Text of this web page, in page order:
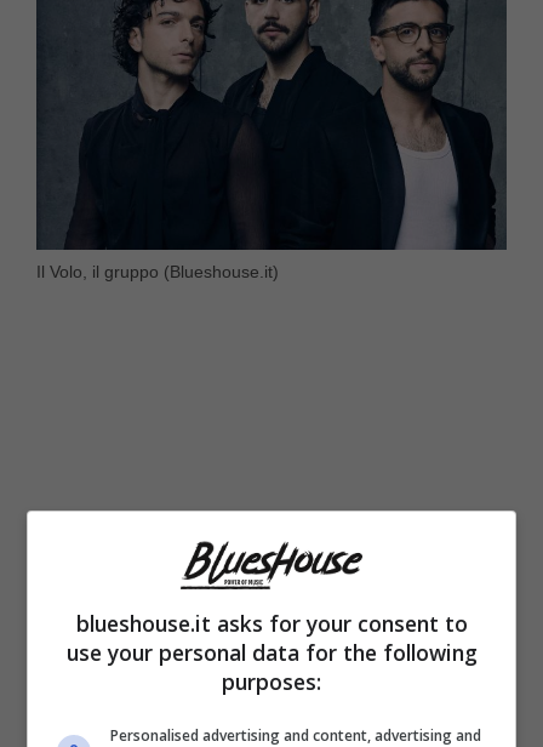
Il Volo, il gruppo (Blueshouse.it)
Dopo giorni e giorni in cui non si è parlato
blueshouse.it asks for your consent to
use your personal data for the following
purposes:
Personalised advertising and content, advertising and